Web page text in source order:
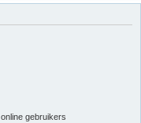
gebruikers